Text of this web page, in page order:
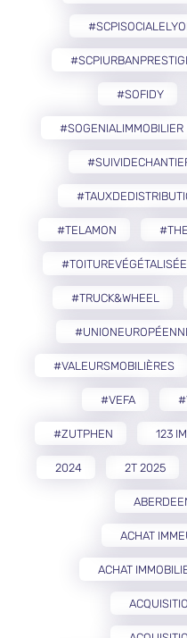
#SOFIDY
#SOGENIALIMMOBILIER
#TELAMON
#TOITUREVÉGÉTALISÉE
#TRUCK&WHEEL
#VALEURSMOBILIÈRES
#VEFA
#ZUTPHEN 123 IM
2024 2T 2025
ACHAT
ACHAT